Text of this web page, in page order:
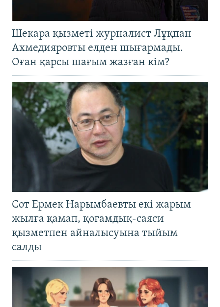
Шекара қызметі журналист Лұқпан
Ахмедияровты елден шығармады.
Оған қарсы шағым жазған кім?
Сот Ермек Нарымбаевты екі жарым
жылға қамап, қоғамдық-саяси
қызметпен айналысуына тыйым
салды